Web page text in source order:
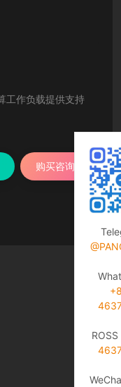
工作负载提供支持
购买咨询